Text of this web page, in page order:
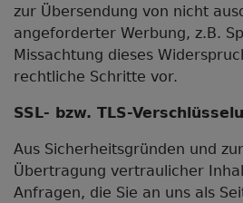
zur Übersendung von nicht
angeforderter Werbung, z.B.
Missachtung dieses
rechtliche Schritte vor.
SSL- bzw. TLS-
Aus Sicherheitsgründen und
Übertragung vertraulicher
Anfragen, die Sie an uns als